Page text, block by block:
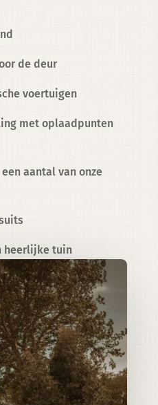
de deur
voertuigen
met oplaadpunten
aantal van onze
heerlijke tuin